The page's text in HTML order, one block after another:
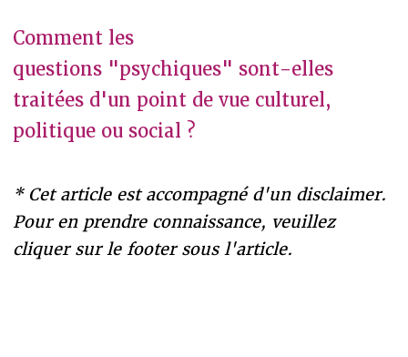
Comment les
questions "psychiques" sont-elles
traitées d'un point de vue culturel,
politique ou social ?
* Cet article est accompagné d'un disclaimer.
Pour en prendre connaissance, veuillez
cliquer sur le footer sous l'article.